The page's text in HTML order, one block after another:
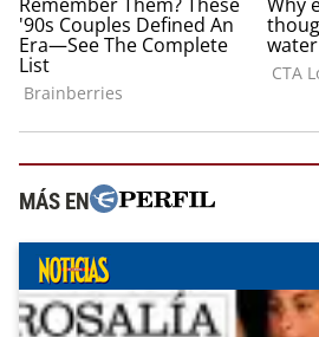
MÁS EN